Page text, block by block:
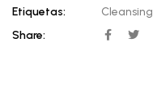
Etiquetas:
Cleansing
Share: